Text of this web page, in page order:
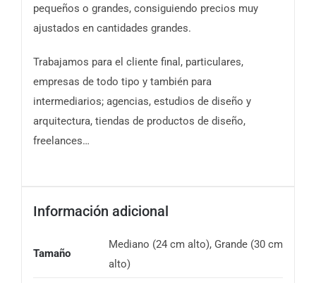
pequeños o grandes, consiguiendo precios muy
ajustados en cantidades grandes.
Trabajamos para el cliente final, particulares,
empresas de todo tipo y también para
intermediarios; agencias, estudios de diseño y
arquitectura, tiendas de productos de diseño,
freelances…
Información adicional
Tamaño
Mediano (24 cm alto), Grande (30 cm
alto)